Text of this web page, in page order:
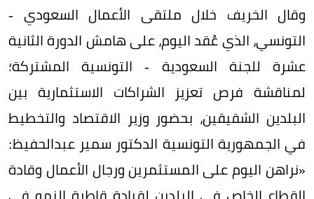
وقال الخريف خلال ملتقى الأعمال السعودي -
التونسي، الذي عُقد اليوم، على هامش الدورة الثانية
عشرة للجنة السعودية - التونسية المشتركة؛
لمناقشة فرص تعزيز الشراكات الاستثمارية بين
البلدين الشقيقين، بحضور وزير الاقتصاد والتخطيط
في الجمهورية التونسية الدكتور سمير عبدالحفيظ:
«نراهن اليوم على المستثمرين ورجال الأعمال وقادة